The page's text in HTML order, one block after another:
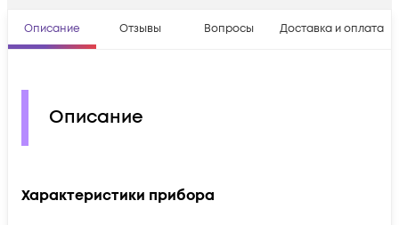
Описание Отзывы Вопросы Доставка и оплата
Описание
Характеристики прибора